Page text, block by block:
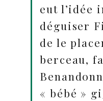
eut l’idée
déguiser
de le
berceau,
« bébé »